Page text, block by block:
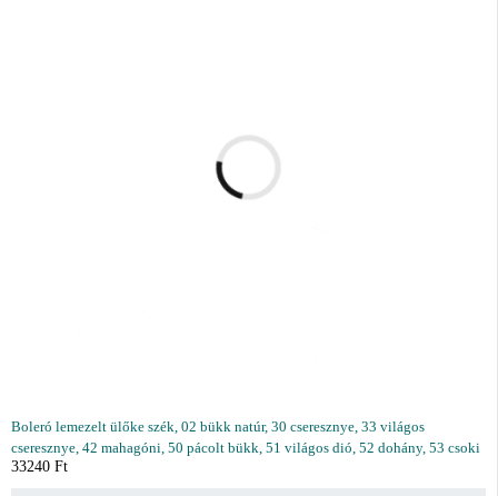
Boleró lemezelt ülőke szék, 02 bükk natúr, 30 cseresznye, 33 világos
cseresznye, 42 mahagóni, 50 pácolt bükk, 51 világos dió, 52 dohány, 53 csoki
33240 Ft